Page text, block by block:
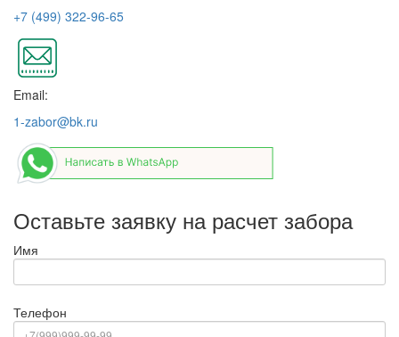
+7 (499) 322-96-65
Email:
1-zabor@bk.ru
Оставьте заявку на расчет забора
Имя
Телефон